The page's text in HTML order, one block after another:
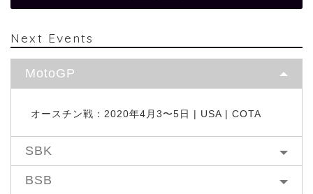
Next Events
MotoGP
オースチン戦：2020年4月3〜5日 | USA | COTA
SBK
BSB